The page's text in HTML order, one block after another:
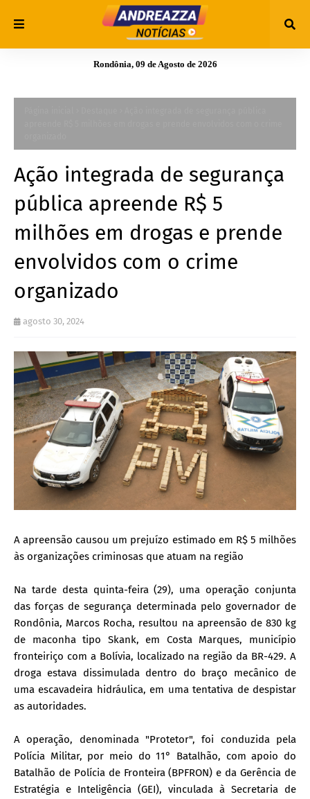
Rondônia, 09 de Agosto de 2026
Ação integrada de segurança
pública apreende R$ 5
milhões em drogas e prende
envolvidos com o crime
organizado
agosto 30, 2024
A apreensão causou um prejuízo estimado em R$ 5 milhões
às organizações criminosas que atuam na região
Na tarde desta quinta-feira (29), uma operação conjunta
das forças de segurança determinada pelo governador de
Rondônia, Marcos Rocha, resultou na apreensão de 830 kg
de maconha tipo Skank, em Costa Marques, município
fronteiriço com a Bolívia, localizado na região da BR-429. A
droga estava dissimulada dentro do braço mecânico de
uma escavadeira hidráulica, em uma tentativa de despistar
as autoridades.
A operação, denominada "Protetor", foi conduzida pela
Polícia Militar, por meio do 11° Batalhão, com apoio do
Batalhão de Polícia de Fronteira (BPFRON) e da Gerência de
Estratégia e Inteligência (GEI), vinculada à Secretaria de